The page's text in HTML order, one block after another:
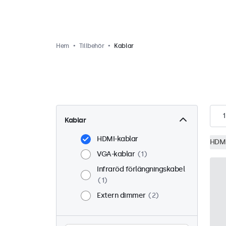
Hem Tillbehör Kablar
Kablar
HDMI-kablar
VGA-kablar
1
Infraröd förlängningskabel
1
Extern dimmer
2
1